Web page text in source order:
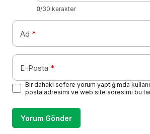
0/30 karakter
Ad *
E-Posta *
Bir dahaki sefere yorum yaptığımda
posta adresimi ve web site adresimi bu
Yorum Gönder